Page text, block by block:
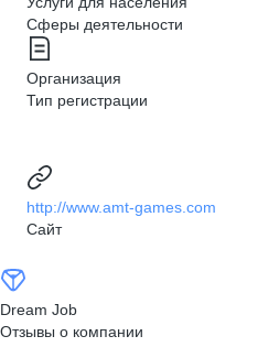
Сферы деятельности
Организация
Тип регистрации
http://www.amt-games.com
Сайт
Dream Job
Отзывы о компании